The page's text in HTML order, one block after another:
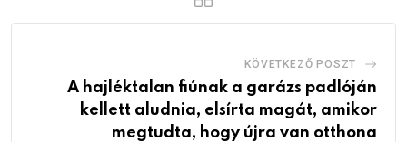
KÖVETKEZŐ POSZT
A hajléktalan fiúnak a garázs padlóján
kellett aludnia, elsírta magát, amikor
megtudta, hogy újra van otthona